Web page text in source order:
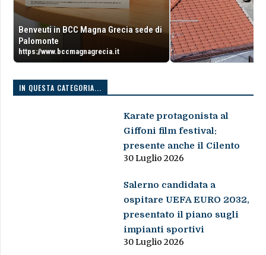
Benveuti in BCC Magna Grecia sede di
Palomonte
https://www.bccmagnagrecia.it
IN QUESTA CATEGORIA...
Karate protagonista al
Giffoni film festival:
presente anche il Cilento
30 Luglio 2026
Salerno candidata a
ospitare UEFA EURO 2032,
presentato il piano sugli
impianti sportivi
30 Luglio 2026